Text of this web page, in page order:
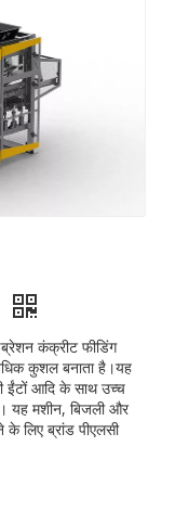
कंक्रीट फीडिंग
कुशल बनाता है।यह
ईंटों आदि के साथ उच्च
यह मशीन, बिजली और
लिए ब्रांड पीएलसी